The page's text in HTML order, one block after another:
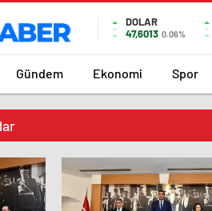
DOLAR
47,6013 0.06%
Gündem Ekonomi Spor